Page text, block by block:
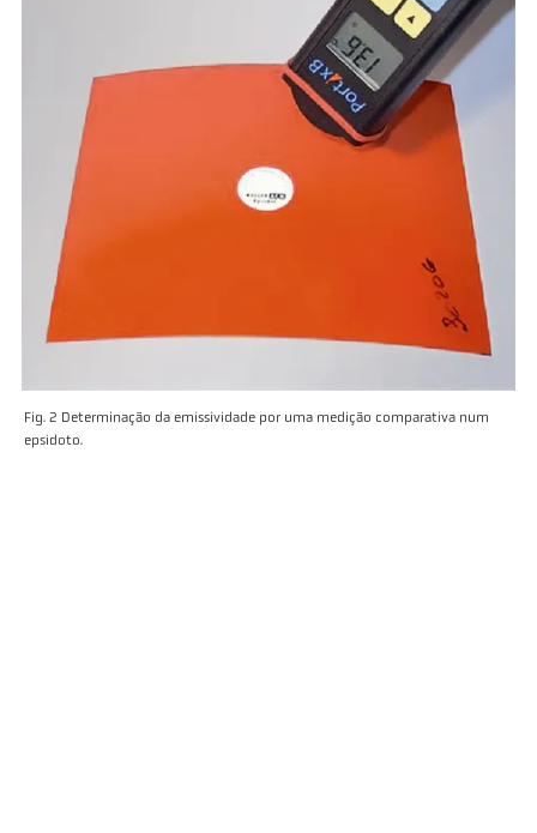
Fig. 2 Determinação da emissividade por uma medição comparativa num
epsidoto.